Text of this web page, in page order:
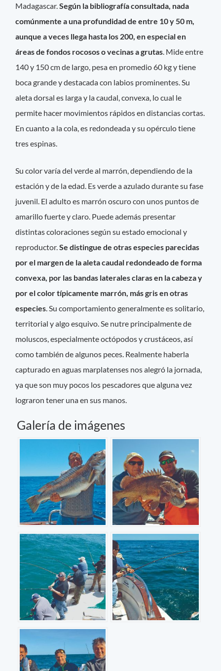
Madagascar.Según la bibliografía consultada, nada
comúnmente a una profundidad de entre 10 y 50 m,
aunque a veces llega hasta los 200, en especial en
áreas de fondos rocosos o vecinas a grutas . Mide entre
140 y 150 cm de largo, pesa en promedio 60 kg y tiene
boca grande y destacada con labios prominentes. Su
aleta dorsal es larga y la caudal, convexa, lo cual le
permite hacer movimientos rápidos en distancias cortas.
En cuanto a la cola, es redondeada y su opérculo tiene
tres espinas.
Su color varía del verde al marrón, dependiendo de la
estación y de la edad. Es verde a azulado durante su fase
juvenil. El adulto es marrón oscuro con unos puntos de
amarillo fuerte y claro. Puede además presentar
distintas coloraciones según su estado emocional y
reproductor.Se distingue de otras especies parecidas
por el margen de la aleta caudal redondeado de forma
convexa, por las bandas laterales claras en la cabeza y
por el color típicamente marrón, más gris en otras
especies. Su comportamiento generalmente es solitario,
territorial y algo esquivo. Se nutre principalmente de
moluscos, especialmente octópodos y crustáceos, así
como también de algunos peces. Realmente haberla
capturado en aguas marplatenses nos alegró la jornada,
ya que son muy pocos los pescadores que alguna vez
lograron tener una en sus manos.
Galería de imágenes